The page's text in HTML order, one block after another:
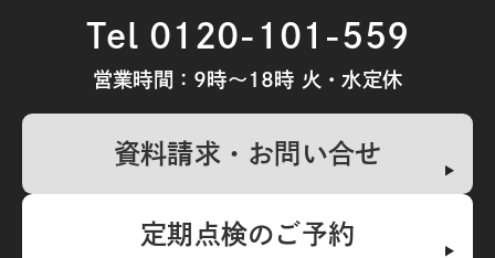
Tel 0120-101-559
営業時間：9時～18時 火・水定休
資料請求・お問い合せ
定期点検のご予約